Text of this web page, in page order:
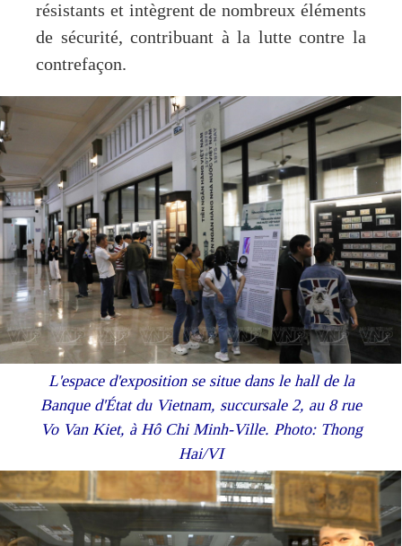
résistants et intègrent de nombreux éléments
de sécurité, contribuant à la lutte contre la
contrefaçon.
L'espace d'exposition se situe dans le hall de la
Banque d'État du Vietnam, succursale 2, au 8 rue
Vo Van Kiet, à Hô Chi Minh-Ville. Photo: Thong
Hai/VI